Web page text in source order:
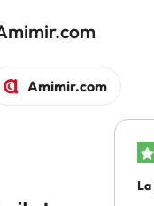
Amimir.com